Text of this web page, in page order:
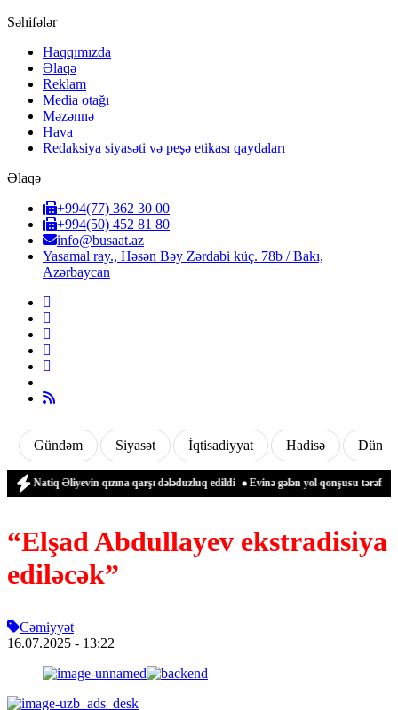
Səhifələr
Haqqımızda
Əlaqə
Reklam
Media otağı
Məzənnə
Hava
Redaksiya siyasəti və peşə etikası qaydaları
Əlaqə
+994(77) 362 30 00
+994(50) 452 81 80
info@busaat.az
Yasamal ray., Həsən Bəy Zərdabi küç. 78b / Bakı,
Azərbaycan
Gündəm Siyasət İqtisadiyyat Hadisə Dünya
Əliyevin qızına qarşı dələduzluq edildi Evinə gələn yol qonşusu tərəfindən
“Elşad Abdullayev ekstradisiya
ediləcək”
Cəmiyyət
16.07.2025 - 13:22